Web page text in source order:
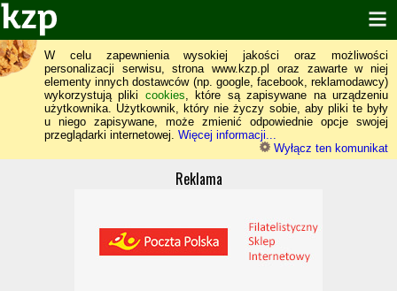
W celu zapewnienia wysokiej jakości oraz możliwości
personalizacji serwisu, strona www.kzp.pl oraz zawarte w niej
elementy innych dostawców (np. google, facebook, reklamodawcy)
wykorzystują pliki cookies, które są zapisywane na urządzeniu
użytkownika. Użytkownik, który nie życzy sobie, aby pliki te były
u niego zapisywane, może zmienić odpowiednie opcje swojej
przeglądarki internetowej. Więcej informacji...
Wyłącz ten komunikat
Reklama